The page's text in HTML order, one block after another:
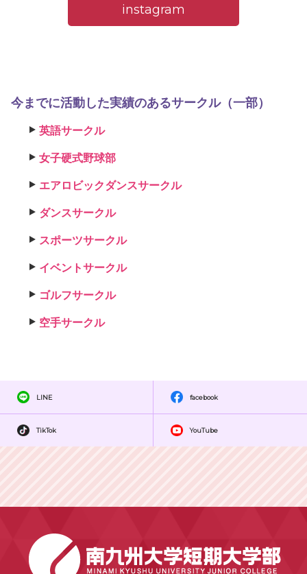
instagram
今までに活動した実績のあるサークル（一部）
英語サークル
女子硬式野球部
エアロビックダンスサークル
ダンスサークル
スポーツサークル
イベントサークル
ゴルフサークル
空手サークル
LINE facebook
TikTok YouTube